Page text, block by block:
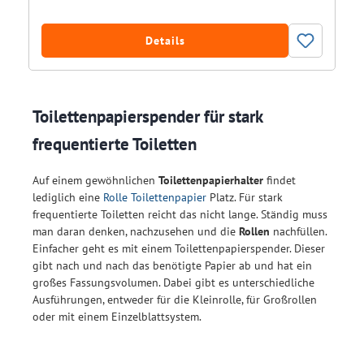
Details
Toilettenpapierspender für stark
frequentierte Toiletten
Auf einem gewöhnlichen Toilettenpapierhalter findet
lediglich eine Rolle Toilettenpapier Platz. Für stark
frequentierte Toiletten reicht das nicht lange. Ständig muss
man daran denken, nachzusehen und die Rollen nachfüllen.
Einfacher geht es mit einem Toilettenpapierspender. Dieser
gibt nach und nach das benötigte Papier ab und hat ein
großes Fassungsvolumen. Dabei gibt es unterschiedliche
Ausführungen, entweder für die Kleinrolle, für Großrollen
oder mit einem Einzelblattsystem.